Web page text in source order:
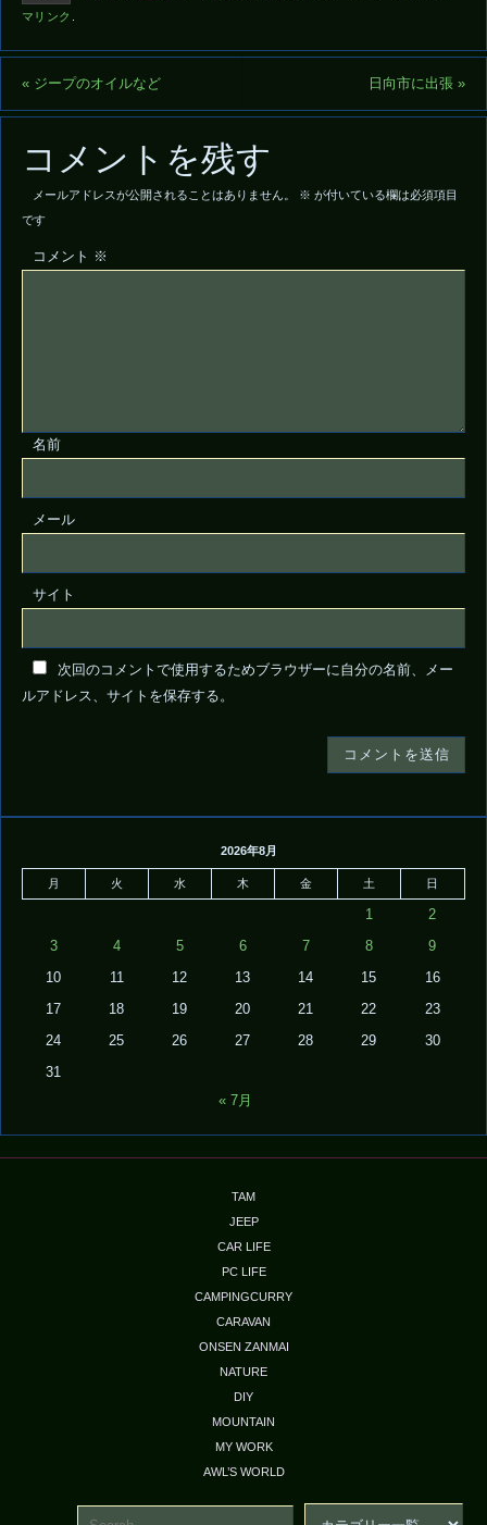
マリンク
«ジープのオイルなど 日向市に出張»
コメントを残す
メールアドレスが公開されることはありません。 ※ が付いている欄は必須項目
です
コメント ※
名前
メール
サイト
次回のコメントで使用するためブラウザーに自分の名前、メー
ルアドレス、サイトを保存する。
2026年8月
月 火 水 木 金 土 日
1 2
3 4 5 6 7 8 9
10 11 12 13 14 15 16
17 18 19 20 21 22 23
24 25 26 27 28 29 30
31
« 7月
TAM
JEEP
CAR LIFE
PC LIFE
CAMPINGCURRY
CARAVAN
ONSEN ZANMAI
NATURE
DIY
MOUNTAIN
MY WORK
AWL’S WORLD